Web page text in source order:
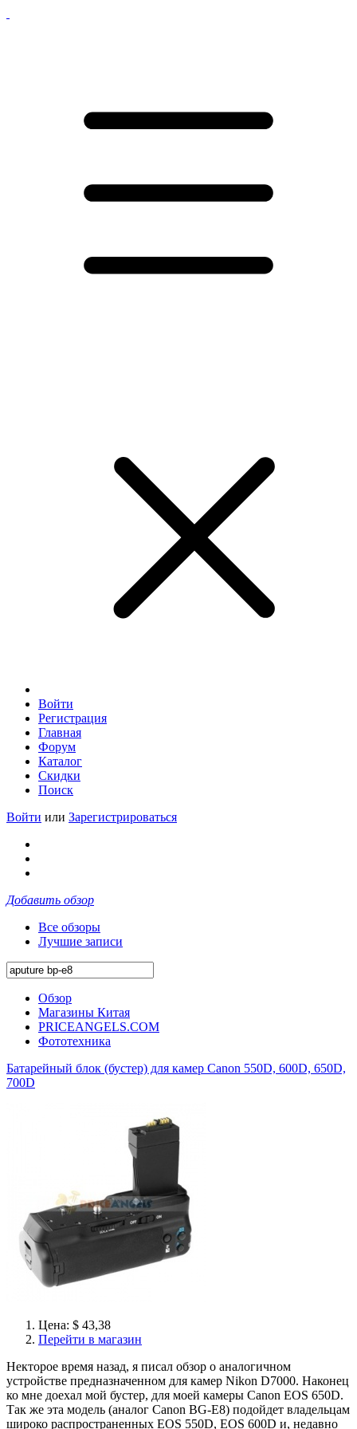
Войти
Регистрация
Главная
Форум
Каталог
Скидки
Поиск
Войти или Зарегистрироваться
Добавить обзор
Все обзоры
Лучшие записи
Обзор
Магазины Китая
PRICEANGELS.COM
Фототехника
Батарейный блок (бустер) для камер Canon 550D, 600D, 650D,
700D
Цена: $ 43,38
Перейти в магазин
Некторое время назад, я писал обзор о аналогичном
устройстве предназначенном для камер Nikon D7000. Наконец
ко мне доехал мой бустер, для моей камеры Canon EOS 650D.
Так же эта модель (аналог Canon BG-E8) подойдет владельцам
широко распространенных EOS 550D, EOS 600D и, недавно